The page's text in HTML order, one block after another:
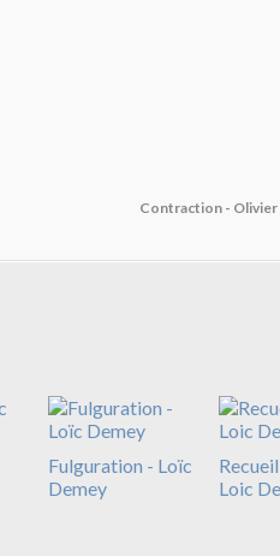
Contraction - Olivier
Fulguration - Loïc
Demey
Loic